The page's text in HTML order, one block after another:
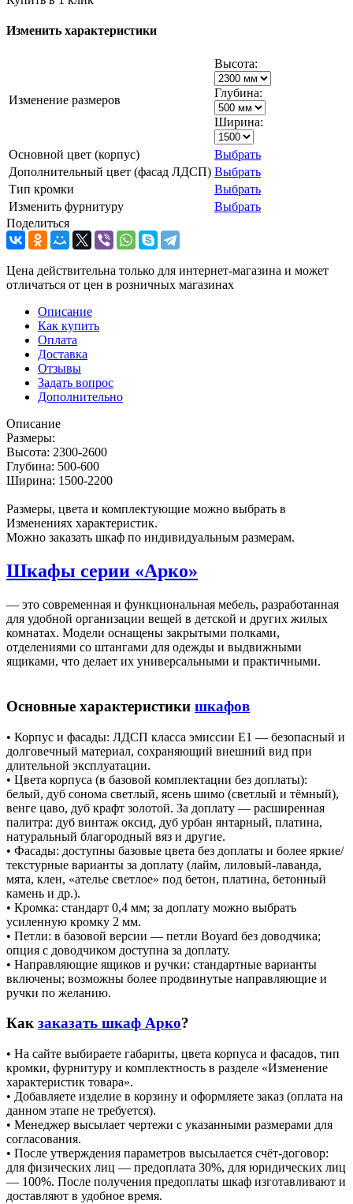
Изменить характеристики
Изменение размеров
Высота:
Глубина:
Ширина:
Основной цвет (корпус)
Выбрать
Дополнительный цвет (фасад ЛДСП) Выбрать
Тип кромки
Выбрать
Изменить фурнитуру
Выбрать
Поделиться
Цена действительна только для интернет-магазина и может
отличаться от цен в розничных магазинах
Описание
Как купить
Оплата
Доставка
Отзывы
Задать вопрос
Дополнительно
Описание
Размеры:
Высота: 2300-2600
Глубина: 500-600
Ширина: 1500-2200
Размеры, цвета и комплектующие можно выбрать в
Изменениях характеристик.
Можно заказать шкаф по индивидуальным размерам.
Шкафы серии «Арко»
— это современная и функциональная мебель, разработанная
для удобной организации вещей в детской и других жилых
комнатах. Модели оснащены закрытыми полками,
отделениями со штангами для одежды и выдвижными
ящиками, что делает их универсальными и практичными.
Основные характеристики шкафов
• Корпус и фасады: ЛДСП класса эмиссии Е1 — безопасный и
долговечный материал, сохраняющий внешний вид при
длительной эксплуатации.
• Цвета корпуса (в базовой комплектации без доплаты):
белый, дуб сонома светлый, ясень шимо (светлый и тёмный),
венге цаво, дуб крафт золотой. За доплату — расширенная
палитра: дуб винтаж оксид, дуб урбан янтарный, платина,
натуральный благородный вяз и другие.
• Фасады: доступны базовые цвета без доплаты и более яркие/
текстурные варианты за доплату (лайм, лиловый‑лаванда,
мята, клен, «ателье светлое» под бетон, платина, бетонный
камень и др.).
• Кромка: стандарт 0,4 мм; за доплату можно выбрать
усиленную кромку 2 мм.
• Петли: в базовой версии — петли Boyard без доводчика;
опция с доводчиком доступна за доплату.
• Направляющие ящиков и ручки: стандартные варианты
включены; возможны более продвинутые направляющие и
ручки по желанию.
Как заказать шкаф Арко?
• На сайте выбираете габариты, цвета корпуса и фасадов, тип
кромки, фурнитуру и комплектность в разделе «Изменение
характеристик товара».
• Добавляете изделие в корзину и оформляете заказ (оплата на
данном этапе не требуется).
• Менеджер высылает чертежи с указанными размерами для
согласования.
• После утверждения параметров высылается счёт‑договор:
для физических лиц — предоплата 30%, для юридических лиц
— 100%. После получения предоплаты шкаф изготавливают и
доставляют в удобное время.